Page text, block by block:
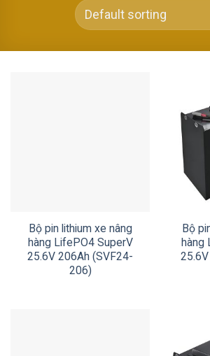
Bộ pin lithium xe nâng
hàng LifePO4 SuperV
25.6V 206Ah (SVF24-
206)
Bộ
hàng